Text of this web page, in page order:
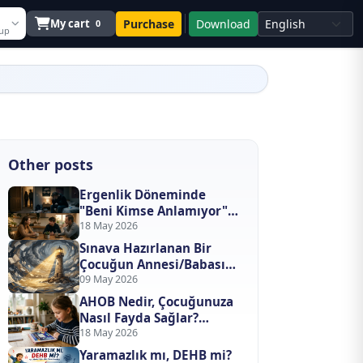
My cart 0 Purchase Download
Other posts
Ergenlik Döneminde
"Beni Kimse Anlamıyor"
Sendromu ve Çatışma
Çözme Yöntemleri
18 May 2026
Sınava Hazırlanan Bir
Çocuğun Annesi/Babası
Olmak: Kaygıyı Evden
Nasıl Uzak Tutarsınız?
09 May 2026
AHOB Nedir, Çocuğunuza
Nasıl Fayda Sağlar?
Bilişsel Gelişimde Yapay
Zeka Devrimi
18 May 2026
Yaramazlık mı, DEHB mi?